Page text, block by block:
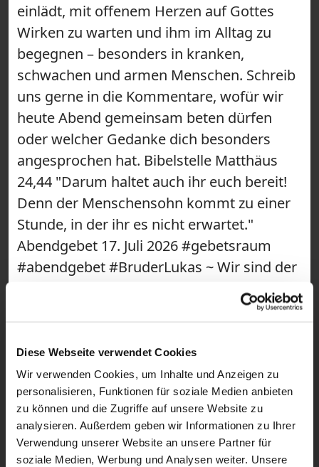
Diese Webseite verwendet Cookies
Wir verwenden Cookies, um Inhalte und Anzeigen zu
personalisieren, Funktionen für soziale Medien anbieten
zu können und die Zugriffe auf unsere Website zu
analysieren. Außerdem geben wir Informationen zu Ihrer
Verwendung unserer Website an unsere Partner für
soziale Medien, Werbung und Analysen weiter. Unsere
einlädt, mit offenem Herzen auf Gottes
Wirken zu warten und ihm im Alltag zu
begegnen – besonders in kranken,
schwachen und armen Menschen. Schreib
uns gerne in die Kommentare, wofür wir
heute Abend gemeinsam beten dürfen
oder welcher Gedanke dich besonders
angesprochen hat. Bibelstelle Matthäus
24,44 "Darum haltet auch ihr euch bereit!
Denn der Menschensohn kommt zu einer
Stunde, in der ihr es nicht erwartet."
Abendgebet 17. Juli 2026 #gebetsraum
#abendgebet #BruderLukas ~ Wir sind der
Gebetsraum! Hier findest du täglich kurze
du mit einem Bibelvers in den Morgen
starten und einen Segen empfangen. Als
Short schenkt dir Congregatio Jesu-
Schwester Magdalena Winghofer eine
spirituelle Mittagspause, bevor du mit
Benediktiner Bruder Lukas aus der Abtei